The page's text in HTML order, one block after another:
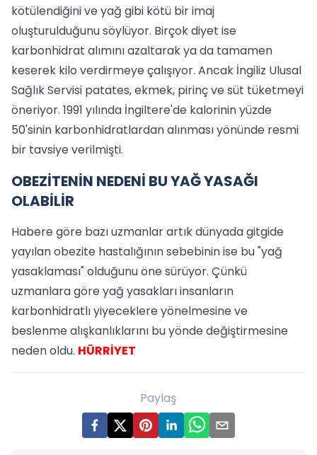
kötülendiğini ve yağ gibi kötü bir imaj
oluşturulduğunu söylüyor. Birçok diyet ise
karbonhidrat alımını azaltarak ya da tamamen
keserek kilo verdirmeye çalışıyor. Ancak İngiliz Ulusal
Sağlık Servisi patates, ekmek, pirinç ve süt tüketmeyi
öneriyor. 1991 yılında İngiltere'de kalorinin yüzde
50'sinin karbonhidratlardan alınması yönünde resmi
bir tavsiye verilmişti.
OBEZİTENİN NEDENİ BU YAĞ YASAĞI
OLABİLİR
Habere göre bazı uzmanlar artık dünyada gitgide
yayılan obezite hastalığının sebebinin ise bu "yağ
yasaklaması" olduğunu öne sürüyor. Çünkü
uzmanlara göre yağ yasakları insanların
karbonhidratlı yiyeceklere yönelmesine ve
beslenme alışkanlıklarını bu yönde değiştirmesine
neden oldu. HÜRRİYET
Paylaş